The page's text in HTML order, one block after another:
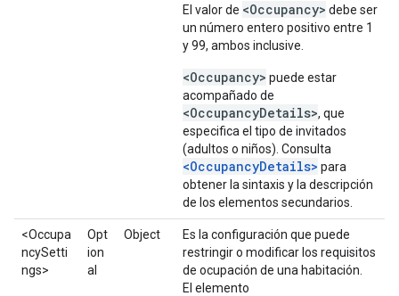
El valor de <Occupancy> debe ser
un número entero positivo entre 1
y 99, ambos inclusive.
<Occupancy> puede estar
acompañado de
<OccupancyDetails>, que
especifica el tipo de invitados
(adultos o niños). Consulta
<OccupancyDetails> para
obtener la sintaxis y la descripción
de los elementos secundarios.
<Occupa
ncySetti
ngs>
Opt
ion
al
Object
Es la configuración que puede
restringir o modificar los requisitos
de ocupación de una habitación.
El elemento